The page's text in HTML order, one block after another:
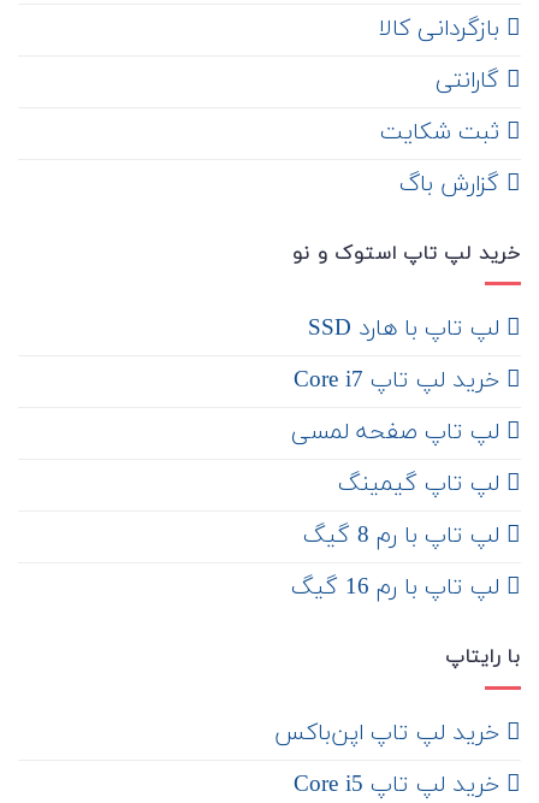
‌ بازگردانی کالا
گارانتی
ثبت شکایت
‌ گزارش باگ
خرید لپ تاپ استوک و نو
لپ تاپ با هارد SSD
خرید لپ تاپ Core i7
لپ تاپ صفحه لمسی
لپ تاپ گیمینگ
لپ تاپ با رم 8 گیگ
لپ تاپ با رم 16 گیگ
با رایتاپ
‌ خرید لپ تاپ اپن‌باکس
خرید لپ تاپ Core i5